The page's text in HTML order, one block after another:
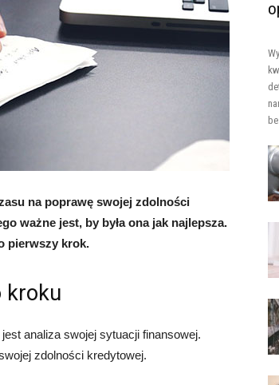
na poprawę swojej zdolności
ważne jest, by była ona jak najlepsza.
pierwszy krok.
kroku
analiza swojej sytuacji finansowej.
zdolności kredytowej.